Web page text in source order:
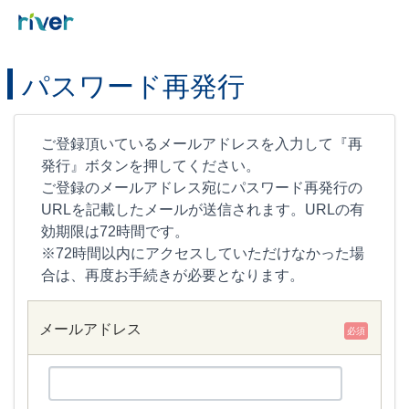
パスワード再発行
ご登録頂いているメールアドレスを入力して『再
発行』ボタンを押してください。
ご登録のメールアドレス宛にパスワード再発行の
URLを記載したメールが送信されます。URLの有
効期限は72時間です。
※72時間以内にアクセスしていただけなかった場
合は、再度お手続きが必要となります。
メールアドレス